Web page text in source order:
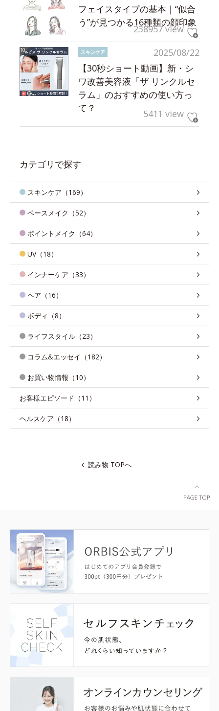
フェイスタイプの基本｜“似合
う”が見つかる16種類の顔印象
238957 view
2025/08/22
スキンケア
【30秒ショート動画】新・シ
ワ改善美容液「ザ リンクルセ
ラム」のおすすめの使い方っ
て？
5411 view
カテゴリで探す
スキンケア（169）
ベースメイク（52）
ポイントメイク（64）
UV（18）
インナーケア（33）
ヘア（16）
ボディ（8）
ライフスタイル（23）
コラム&エッセイ（182）
お買い物情報（10）
お客様エピソード（11）
ヘルスケア（18）
読み物 TOPへ